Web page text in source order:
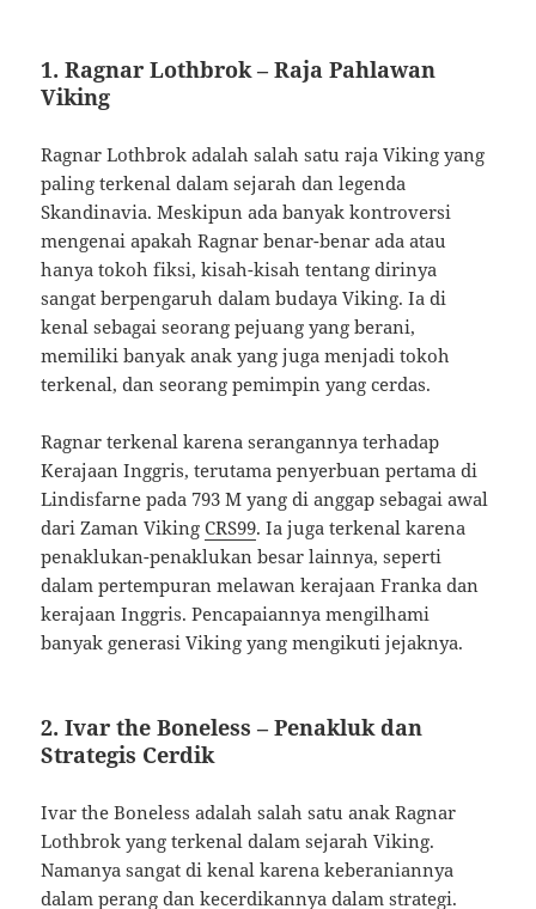
1. Ragnar Lothbrok – Raja Pahlawan
Viking
Ragnar Lothbrok adalah salah satu raja Viking yang
paling terkenal dalam sejarah dan legenda
Skandinavia. Meskipun ada banyak kontroversi
mengenai apakah Ragnar benar-benar ada atau
hanya tokoh fiksi, kisah-kisah tentang dirinya
sangat berpengaruh dalam budaya Viking. Ia di
kenal sebagai seorang pejuang yang berani,
memiliki banyak anak yang juga menjadi tokoh
terkenal, dan seorang pemimpin yang cerdas.
Ragnar terkenal karena serangannya terhadap
Kerajaan Inggris, terutama penyerbuan pertama di
Lindisfarne pada 793 M yang di anggap sebagai awal
dari Zaman VikingCRS99. Ia juga terkenal karena
penaklukan-penaklukan besar lainnya, seperti
dalam pertempuran melawan kerajaan Franka dan
kerajaan Inggris. Pencapaiannya mengilhami
banyak generasi Viking yang mengikuti jejaknya.
2. Ivar the Boneless – Penakluk dan
Strategis Cerdik
Ivar the Boneless adalah salah satu anak Ragnar
Lothbrok yang terkenal dalam sejarah Viking.
Namanya sangat di kenal karena keberaniannya
dalam perang dan kecerdikannya dalam strategi.